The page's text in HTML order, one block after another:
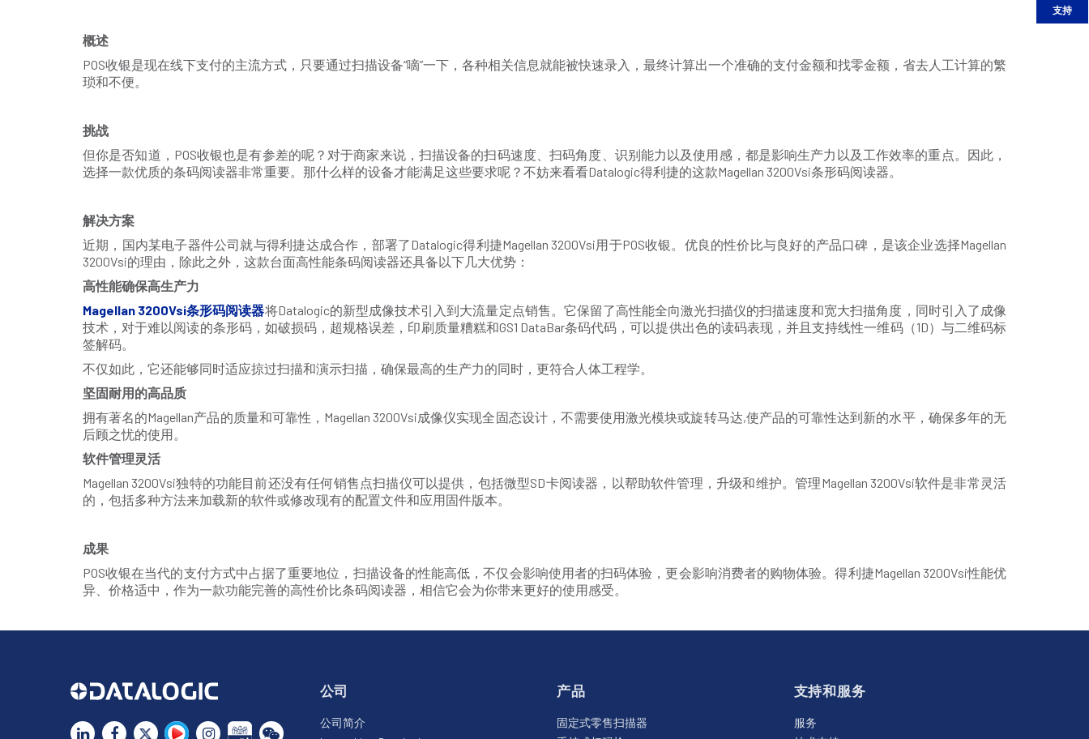
概述
POS收银是现在线下支付的主流方式，只要通过扫描设备“嘀”一下，各种相关信息就能被快速录入，最终计算出一个准确的支付金额和找零金额，省去人工计算的繁
琐和不便。
挑战
但你是否知道，POS收银也是有参差的呢？对于商家来说，扫描设备的扫码速度、扫码角度、识别能力以及使用感，都是影响生产力以及工作效率的重点。因此，
选择一款优质的条码阅读器非常重要。那什么样的设备才能满足这些要求呢？不妨来看看Datalogic得利捷的这款Magellan 3200Vsi条形码阅读器。
解决方案
近期，国内某电子器件公司就与得利捷达成合作，部署了Datalogic得利捷Magellan 3200Vsi用于POS收银。优良的性价比与良好的产品口碑，是该企业选择Magellan
3200Vsi的理由，除此之外，这款台面高性能条码阅读器还具备以下几大优势：
高性能确保高生产力
Magellan 3200Vsi条形码阅读器将Datalogic的新型成像技术引入到大流量定点销售。它保留了高性能全向激光扫描仪的扫描速度和宽大扫描角度，同时引入了成像
技术，对于难以阅读的条形码，如破损码，超规格误差，印刷质量糟糕和GS1 DataBar条码代码，可以提供出色的读码表现，并且支持线性一维码（1D）与二维码标
签解码。
不仅如此，它还能够同时适应掠过扫描和演示扫描，确保最高的生产力的同时，更符合人体工程学。
坚固耐用的高品质
拥有著名的Magellan产品的质量和可靠性，Magellan 3200Vsi成像仪实现全固态设计，不需要使用激光模块或旋转马达,使产品的可靠性达到新的水平，确保多年的无
后顾之忧的使用。
软件管理灵活
Magellan 3200Vsi独特的功能目前还没有任何销售点扫描仪可以提供，包括微型SD卡阅读器，以帮助软件管理，升级和维护。管理Magellan 3200Vsi软件是非常灵活
的，包括多种方法来加载新的软件或修改现有的配置文件和应用固件版本。
成果
POS收银在当代的支付方式中占据了重要地位，扫描设备的性能高低，不仅会影响使用者的扫码体验，更会影响消费者的购物体验。得利捷Magellan 3200Vsi性能优
异、价格适中，作为一款功能完善的高性价比条码阅读器，相信它会为你带来更好的使用感受。
公司
公司简介
产品
固定式零售扫描器
支持和服务
服务
支持